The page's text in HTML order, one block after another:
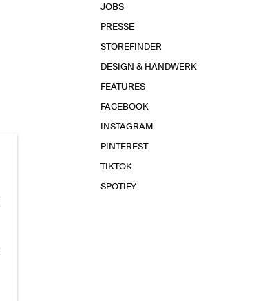
JOBS
PRESSE
STOREFINDER
DESIGN & HANDWERK
FEATURES
FACEBOOK
INSTAGRAM
PINTEREST
TIKTOK
SPOTIFY